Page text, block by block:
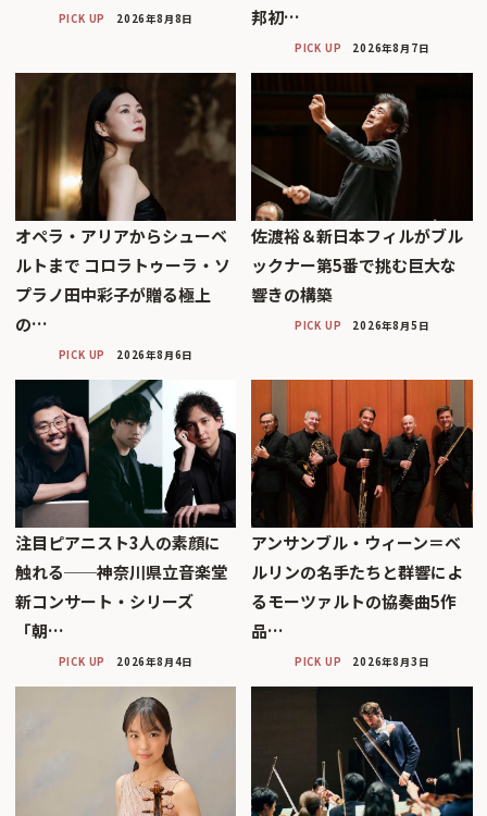
PICK UP 2026年8月8日 邦初…
PICK UP 2026年8月7日
オペラ・アリアからシューベ
ルトまで コロラトゥーラ・ソ
プラノ田中彩子が贈る極上
の…
PICK UP 2026年8月6日
佐渡裕＆新日本フィルがブル
ックナー第5番で挑む巨大な
響きの構築
PICK UP 2026年8月5日
注目ピアニスト3人の素顔に
触れる──神奈川県立音楽堂
新コンサート・シリーズ
「朝…
PICK UP 2026年8月4日
アンサンブル・ウィーン＝ベ
ルリンの名手たちと群響によ
るモーツァルトの協奏曲5作
品…
PICK UP 2026年8月3日